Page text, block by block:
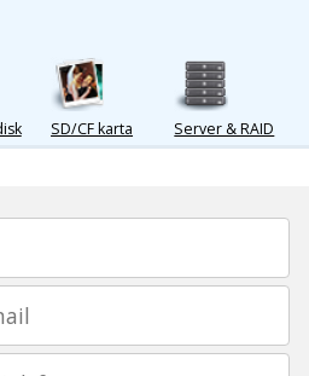
SD/CF karta Server & RAID